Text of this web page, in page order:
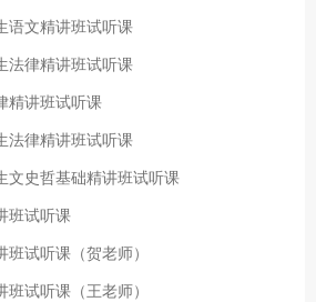
语文精讲班试听课
法律精讲班试听课
精讲班试听课
法律精讲班试听课
文史哲基础精讲班试听课
班试听课
试听课（贺老师）
试听课（王老师）